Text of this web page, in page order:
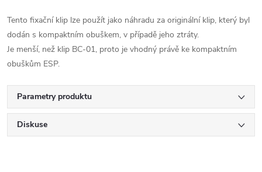
Tento fixační klip lze použít jako náhradu za originální klip, který byl
dodán s kompaktním obuškem, v případě jeho ztráty.
Je menší, než klip BC-01, proto je vhodný právě ke kompaktním
obuškům ESP.
Parametry produktu
Diskuse